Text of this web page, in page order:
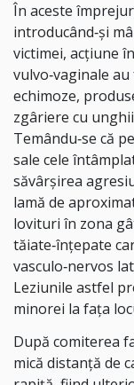
În aceste
introducând‑şi
victimei, acţiune
vulvo‑vaginale
echimoze,
zgâriere cu
Temându‑se că
sale cele
săvârşirea
lamă de
lovituri în zona
tăiate‑înţepate
vasculo‑nervos
Leziunile astfel
minorei la faţa
După comiterea
mică distanţă de